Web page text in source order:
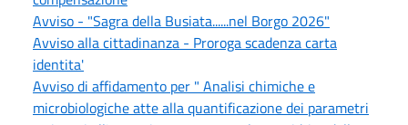
Avviso - "Sagra della Busiata......nel Borgo 2026"
Avviso alla cittadinanza - Proroga scadenza carta
identita'
Avviso di affidamento per " Analisi chimiche e
microbiologiche atte alla quantificazione dei parametri